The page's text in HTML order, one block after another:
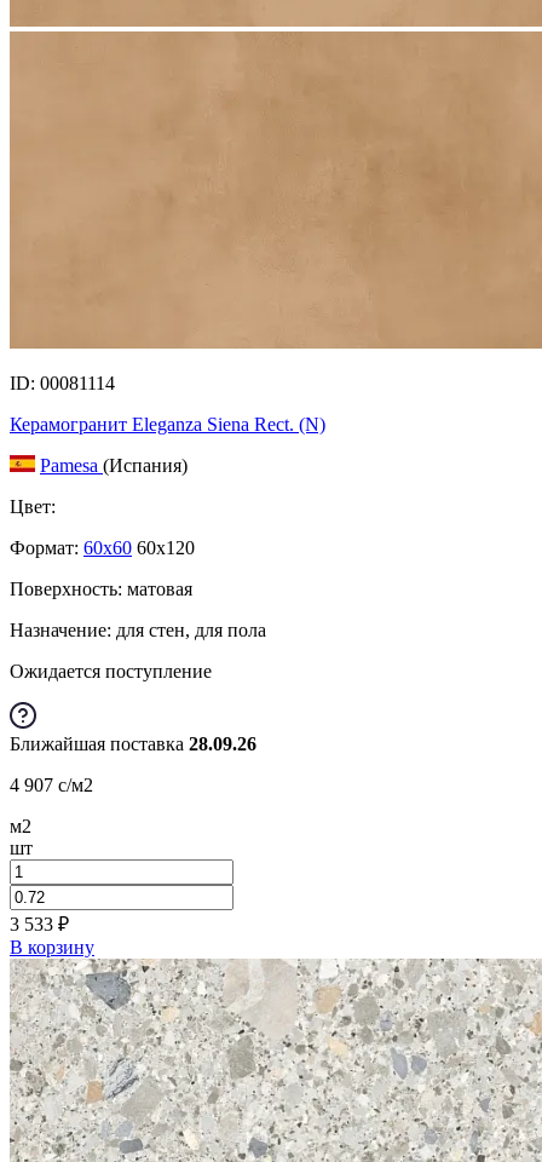
ID: 00081114
Керамогранит Eleganza Siena Rect. (N)
Pamesa (Испания)
Цвет:
Формат: 60x60 60x120
Поверхность: матовая
Назначение: для стен, для пола
Ожидается поступление
Ближайшая поставка 28.09.26
4 907 c/м2
м2
шт
3 533 ₽
В корзину